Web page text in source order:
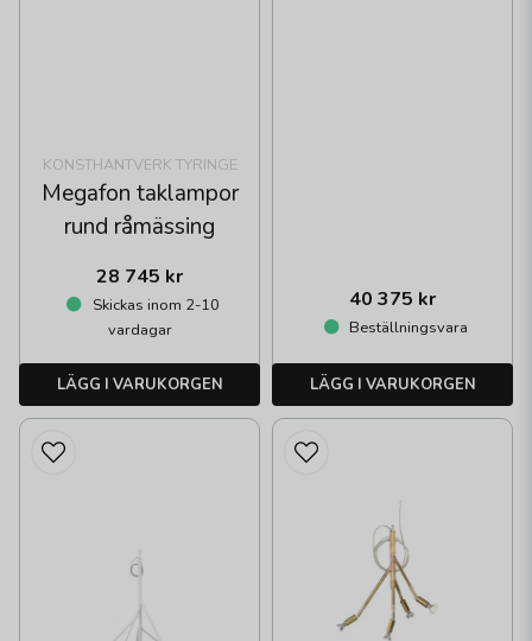
KONSTHANTVERK TYRINGE
Megafon taklampor
rund råmässing
28 745 kr
Skickas inom 2-10
vardagar
LÄGG I VARUKORGEN
40 375 kr
Beställningsvara
LÄGG I VARUKORGEN